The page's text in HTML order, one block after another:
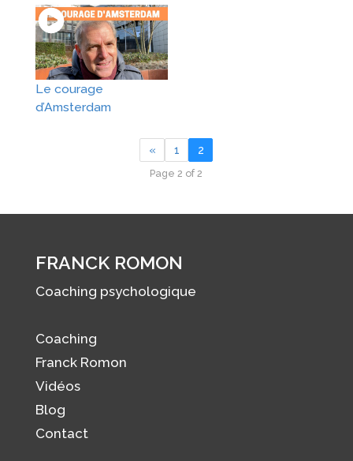
Le courage
d’Amsterdam
« 1 2
Page 2 of 2
FRANCK ROMON
Coaching psychologique
Coaching
Franck Romon
Vidéos
Blog
Contact